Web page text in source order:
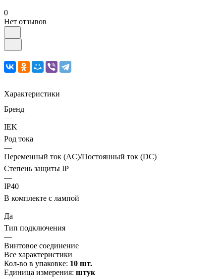
0
Нет отзывов
Характеристики
Бренд
—
IEK
Род тока
—
Переменный ток (AC)/Постоянный ток (DC)
Степень защиты IP
—
IP40
В комплекте с лампой
—
Да
Тип подключения
—
Винтовое соединение
Все характеристики
Кол-во в упаковке: 10 шт.
Единица измерения: штук